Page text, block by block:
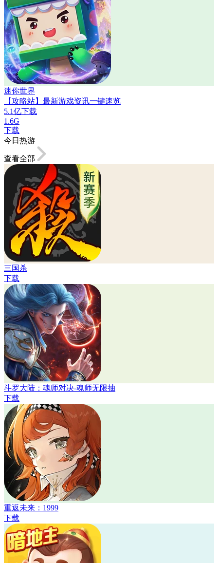
迷你世界
【攻略站】最新游戏资讯一键速览
5.1亿下载
1.6G
下载
今日热游
查看全部
三国杀
下载
斗罗大陆：魂师对决-魂师无限抽
下载
重返未来：1999
下载